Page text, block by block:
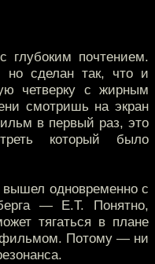
почтением.
сделан так, что и
четверку с жирным
смотришь на экран
в первый раз, это
который было
одновременно с
— Е.Т. Понятно,
тягаться в плане
фильмом. Потому — ни